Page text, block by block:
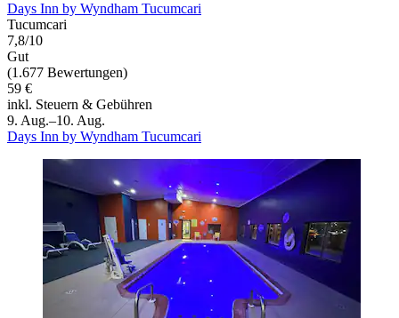
Days Inn by Wyndham Tucumcari
Tucumcari
7,8/10
Gut
(1.677 Bewertungen)
59 €
inkl. Steuern & Gebühren
9. Aug.–10. Aug.
Days Inn by Wyndham Tucumcari